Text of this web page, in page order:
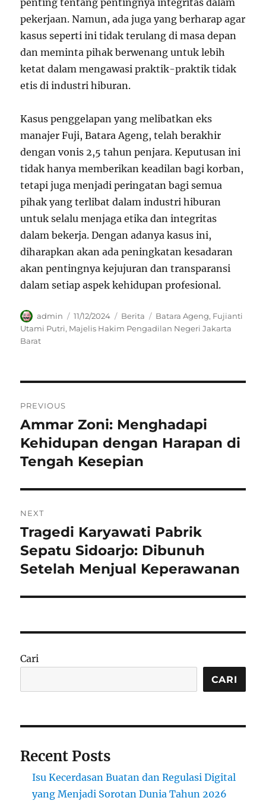
pekerjaan. Namun, ada juga yang berharap agar
kasus seperti ini tidak terulang di masa depan
dan meminta pihak berwenang untuk lebih
ketat dalam mengawasi praktik-praktik tidak
etis di industri hiburan.
Kasus penggelapan yang melibatkan eks
manajer Fuji, Batara Ageng, telah berakhir
dengan vonis 2,5 tahun penjara. Keputusan ini
tidak hanya memberikan keadilan bagi korban,
tetapi juga menjadi peringatan bagi semua
pihak yang terlibat dalam industri hiburan
untuk selalu menjaga etika dan integritas
dalam bekerja. Dengan adanya kasus ini,
diharapkan akan ada peningkatan kesadaran
akan pentingnya kejujuran dan transparansi
dalam setiap aspek kehidupan profesional.
Author
admin
Posted
on
11/12/2024 Categories
Berita Tags
Batara Ageng, Fujianti
Utami Putri, Majelis Hakim Pengadilan Negeri Jakarta
Barat
pos
PREVIOUS
Previous
post:
Ammar Zoni: Menghadapi
Kehidupan dengan Harapan di
Tengah Kesepian
NEXT
Next
post:
Tragedi Karyawati Pabrik
Sepatu Sidoarjo: Dibunuh
Setelah Menjual Keperawanan
Cari
CARI
Recent Posts
Isu Kecerdasan Buatan dan Regulasi Digital
yang Menjadi Sorotan Dunia Tahun 2026